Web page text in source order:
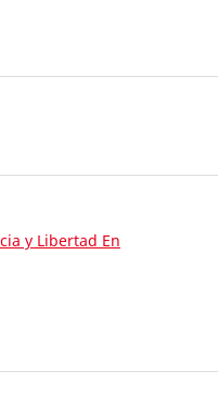
y Libertad En